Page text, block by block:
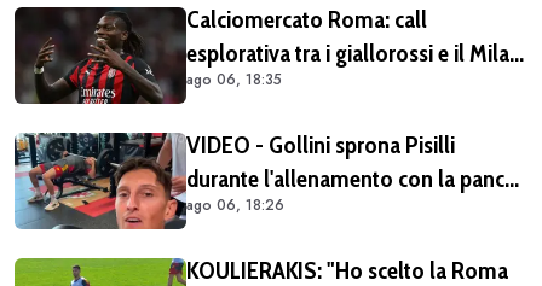
Calciomercato Roma: call
esplorativa tra i giallorossi e il Milan.
Sul tavolo le situazioni di Leao e
ago 06, 18:35
VIDEO - Gollini sprona Pisilli
durante l'allenamento con la panca
piana: "Vai Piso! Forza!"
ago 06, 18:26
KOULIERAKIS: "Ho scelto la Roma